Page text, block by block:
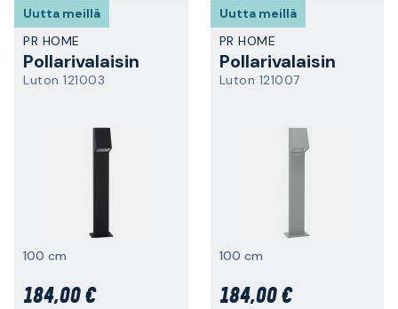
Uutta meillä
PR HOME
Pollarivalaisin
Luton 121003
100 cm
184,00 €
Uutta meillä
PR HOME
Pollarivalaisin
Luton 121007
100 cm
184,00 €